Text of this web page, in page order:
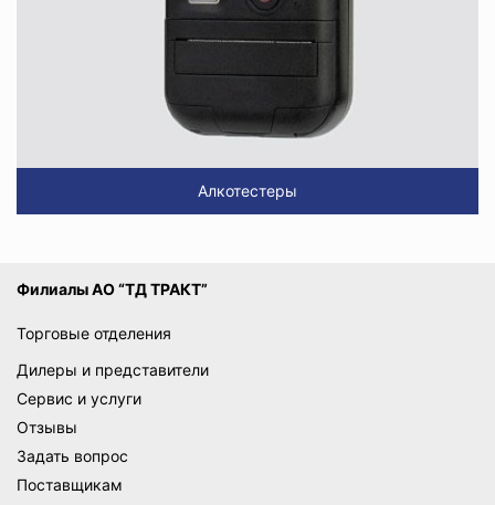
Алкотестеры
Филиалы АО “ТД ТРАКТ”
Торговые отделения
Дилеры и представители
Сервис и услуги
Отзывы
Задать вопрос
Поставщикам